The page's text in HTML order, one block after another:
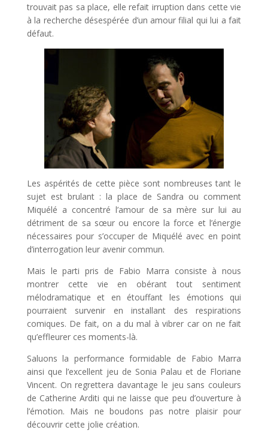
trouvait pas sa place, elle refait irruption dans cette vie
à la recherche désespérée d’un amour filial qui lui a fait
défaut.
Les aspérités de cette pièce sont nombreuses tant le
sujet est brulant : la place de Sandra ou comment
Miquélé a concentré l’amour de sa mère sur lui au
détriment de sa sœur ou encore la force et l’énergie
nécessaires pour s’occuper de Miquélé avec en point
d’interrogation leur avenir commun.
Mais le parti pris de Fabio Marra consiste à nous
montrer cette vie en obérant tout sentiment
mélodramatique et en étouffant les émotions qui
pourraient survenir en installant des respirations
comiques. De fait, on a du mal à vibrer car on ne fait
qu’effleurer ces moments-là.
Saluons la performance formidable de Fabio Marra
ainsi que l’excellent jeu de Sonia Palau et de Floriane
Vincent. On regrettera davantage le jeu sans couleurs
de Catherine Arditi qui ne laisse que peu d’ouverture à
l’émotion. Mais ne boudons pas notre plaisir pour
découvrir cette jolie création.